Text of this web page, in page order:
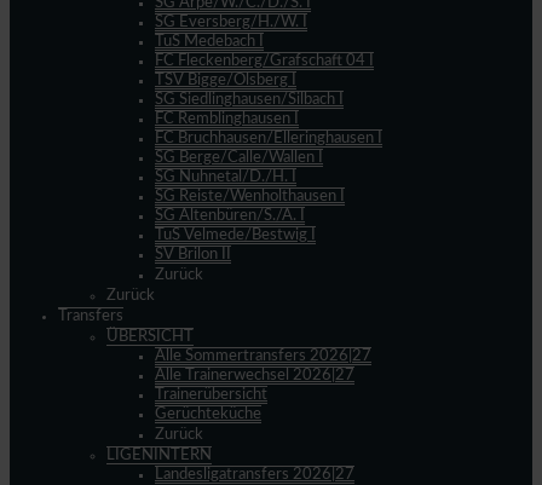
SG Arpe/W./C./D./S. I
SG Eversberg/H./W. I
TuS Medebach I
FC Fleckenberg/Grafschaft 04 I
TSV Bigge/Olsberg I
SG Siedlinghausen/Silbach I
FC Remblinghausen I
FC Bruchhausen/Elleringhausen I
SG Berge/Calle/Wallen I
SG Nuhnetal/D./H. I
SG Reiste/Wenholthausen I
SG Altenbüren/S./A. I
TuS Velmede/Bestwig I
SV Brilon II
Zurück
Zurück
Transfers
ÜBERSICHT
Alle Sommertransfers 2026|27
Alle Trainerwechsel 2026|27
Trainerübersicht
Gerüchteküche
Zurück
LIGENINTERN
Landesligatransfers 2026|27